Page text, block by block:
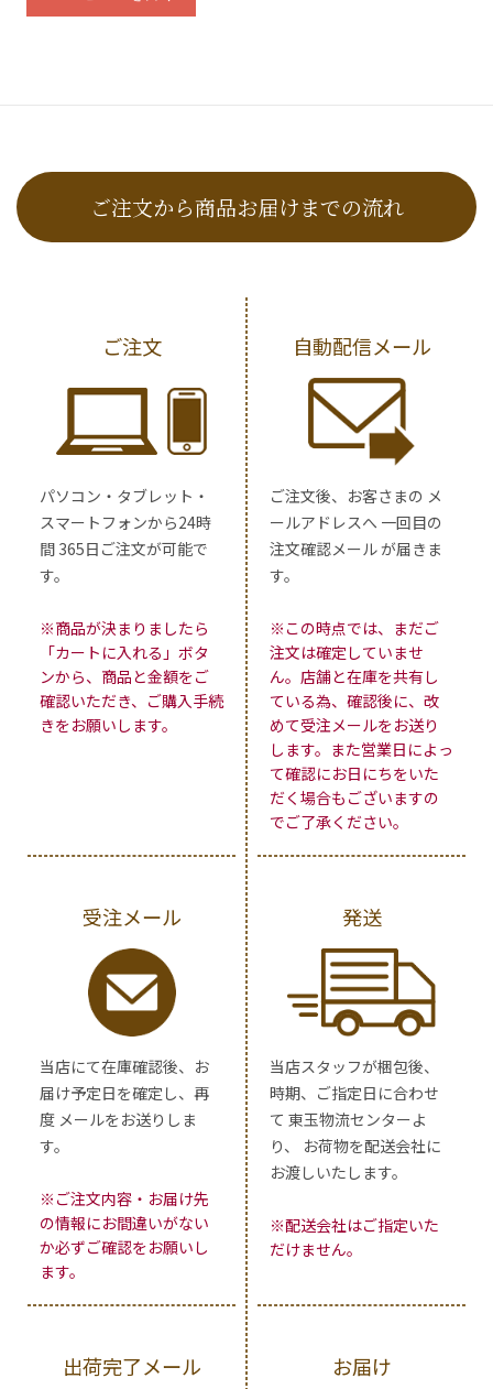
ご注文から商品お届けまでの流れ
ご注文
パソコン・タブレット・
スマートフォンから24時
間 365日ご注文が可能で
す。
※商品が決まりましたら
「カートに入れる」ボタ
ンから、商品と金額をご
確認いただき、ご購入手続
きをお願いします。
自動配信メール
ご注文後、お客さまの メ
ールアドレスへ 一回目の
注文確認メール が届きま
す。
※この時点では、まだご
注文は確定していませ
ん。店舗と在庫を共有し
ている為、確認後に、改
めて受注メールをお送り
します。また営業日によっ
て確認にお日にちをいた
だく場合もございますの
でご了承ください。
受注メール
当店にて在庫確認後、お
届け予定日を確定し、再
度 メールをお送りしま
す。
※ご注文内容・お届け先
の情報にお間違いがない
か必ずご確認をお願いし
ます。
発送
当店スタッフが梱包後、
時期、ご指定日に合わせ
て 東玉物流センターよ
り、 お荷物を配送会社に
お渡しいたします。
※配送会社はご指定いた
だけません。
出荷完了メール お届け